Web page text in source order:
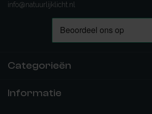
info@natuurlijklicht.nl
Categorieën
Informatie